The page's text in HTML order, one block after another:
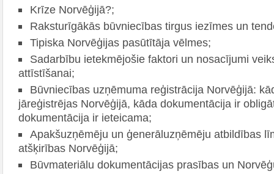
Krīze Norvēģijā?;
Raksturīgākās būvniecības tirgus iezīmes un
Tipiska Norvēģijas pasūtītāja vēlmes;
Sadarbību ietekmējošie faktori un nosacījumi
attīstīšanai;
Būvniecības uzņēmuma reģistrācija Norvēģijā:
jāreģistrējas Norvēģijā, kāda dokumentācija ir
dokumentācija ir ieteicama;
Apakšuzņēmēju un ģenerāluzņēmēju atbildības
atšķirības Norvēģijā;
Būvmateriālu dokumentācijas prasības un